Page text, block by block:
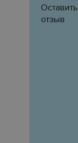
Оставить
отзыв